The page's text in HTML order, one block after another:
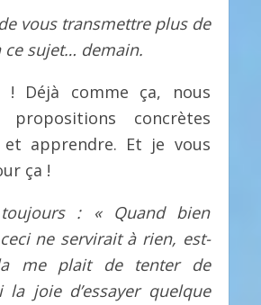
vous transmettre plus de
ce sujet… demain.
! Déjà comme ça, nous
propositions concrètes
apprendre. Et je vous
ça !
toujours : « Quand bien
ne servirait à rien, est-
me plait de tenter de
joie d’essayer quelque